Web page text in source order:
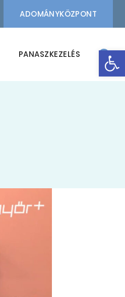
ADOMÁNYKÖZPONT
PANASZKEZELÉS